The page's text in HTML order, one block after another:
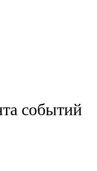
событий